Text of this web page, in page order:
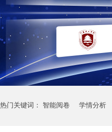
热门关键词： 智能阅卷 学情分析